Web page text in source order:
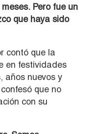
Pero fue un
que haya sido
contó que la
en festividades
años nuevos y
que no
con su